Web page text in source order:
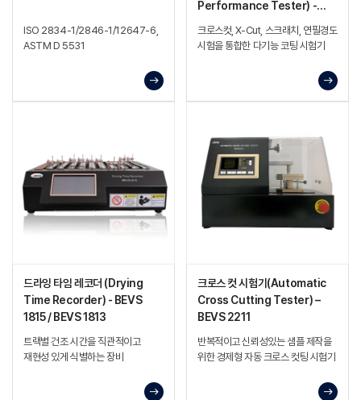
ISO 2834-1/2846-1/12647-6,
ASTM D 5531
Performance Tester) -
크로스컷, X-Cut, 스크래치, 연필경도
시험을 통합한 다기능 코팅 시험기
드라잉 타임 레코더 (Drying
Time Recorder) - BEVS
1815 / BEVS 1813
트랙별 건조 시간을 직관적이고
재현성 있게 식별하는 장비
크로스 컷 시험기(Automatic
Cross Cutting Tester) –
BEVS 2211
반복적이고 신뢰성있는 샘플 제작을
위한 경제형 자동 크로스 컷팅 시험기